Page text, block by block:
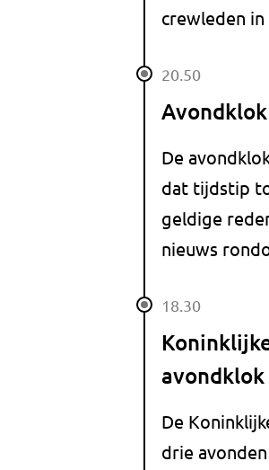
crewleden
20.50
De
dat tijdstip
geldige
nieuws
18.30
avondklok
De
drie